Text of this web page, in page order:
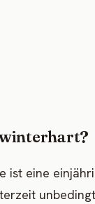
ist eine